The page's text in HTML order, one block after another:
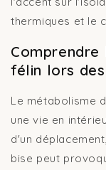
thermiques et le
Comprendre
félin lors
Le métabolisme
une vie en
d'un
bise peut